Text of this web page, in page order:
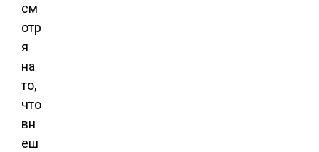
см
отр
я
на
то,
что
вн
еш